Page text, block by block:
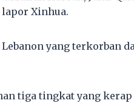
Xinhua.
yang terkorban
tiga tingkat yang